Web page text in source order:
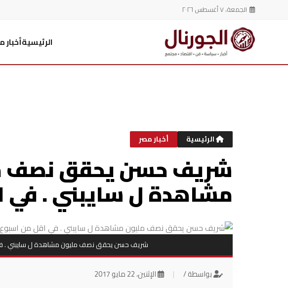
الجمعة، ٧ أغسطس ٢٠٢٦
الرئيسيةأخبار
الرئيسية أخبار مصر
شريف حسن يحقق نصف
مشاهدة ل سايبني . في
شريف حسن يحقق نصف مليون مشاهدة ل سايبني .
بواسطة / | الإثنين، 22 مايو 2017